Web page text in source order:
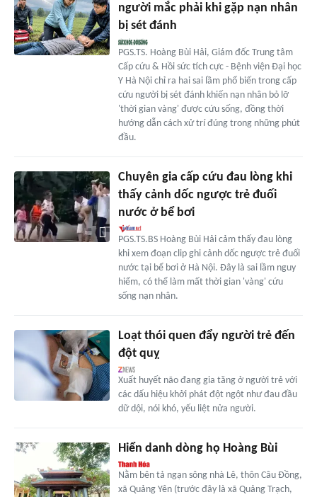
người mắc phải khi gặp nạn nhân
bị sét đánh
PGS.TS. Hoàng Bùi Hải, Giám đốc Trung tâm
Cấp cứu & Hồi sức tích cực - Bệnh viện Đại học
Y Hà Nội chỉ ra hai sai lầm phổ biến trong cấp
cứu người bị sét đánh khiến nạn nhân bỏ lỡ
'thời gian vàng' được cứu sống, đồng thời
hướng dẫn cách xử trí đúng trong những phút
đầu.
Chuyên gia cấp cứu đau lòng khi
thấy cảnh dốc ngược trẻ đuối
nước ở bể bơi
PGS.TS.BS Hoàng Bùi Hải cảm thấy đau lòng
khi xem đoạn clip ghi cảnh dốc ngược trẻ đuối
nước tại bể bơi ở Hà Nội. Đây là sai lầm nguy
hiểm, có thể làm mất thời gian 'vàng' cứu
sống nạn nhân.
Loạt thói quen đẩy người trẻ đến
đột quỵ
Xuất huyết não đang gia tăng ở người trẻ với
các dấu hiệu khởi phát đột ngột như đau đầu
dữ dội, nói khó, yếu liệt nửa người.
Hiển danh dòng họ Hoàng Bùi
Nằm bên tả ngạn sông nhà Lê, thôn Câu Đồng,
xã Quảng Yên (trước đây là xã Quảng Trạch,